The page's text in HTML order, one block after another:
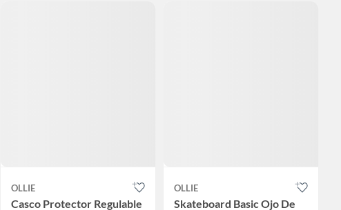
OLLIE
Casco Protector Regulable
OLLIE
Skateboard Basic Ojo De